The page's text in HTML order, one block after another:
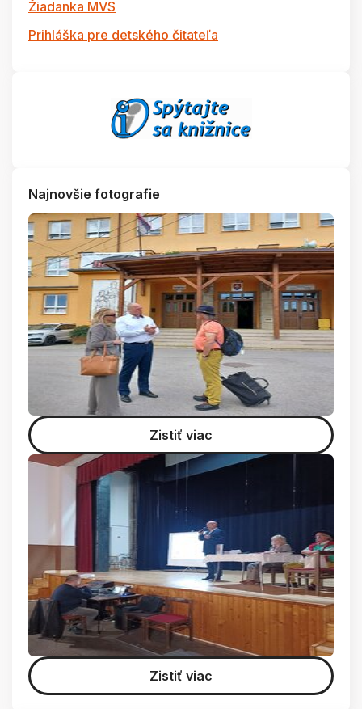
Žiadanka MVS
Prihláška pre detského čitateľa
Najnovšie fotografie
Zistiť viac
Zistiť viac